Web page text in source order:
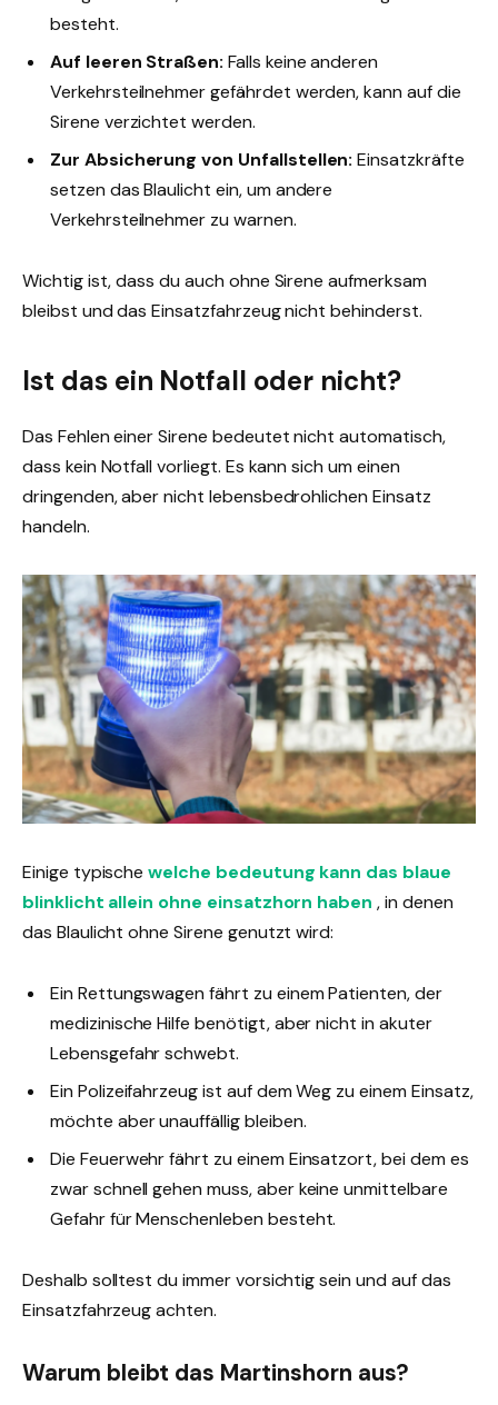
besteht.
Auf leeren Straßen: Falls keine anderen
Verkehrsteilnehmer gefährdet werden, kann auf die
Sirene verzichtet werden.
Zur Absicherung von Unfallstellen: Einsatzkräfte
setzen das Blaulicht ein, um andere
Verkehrsteilnehmer zu warnen.
Wichtig ist, dass du auch ohne Sirene aufmerksam
bleibst und das Einsatzfahrzeug nicht behinderst.
Ist das ein Notfall oder nicht?
Das Fehlen einer Sirene bedeutet nicht automatisch,
dass kein Notfall vorliegt. Es kann sich um einen
dringenden, aber nicht lebensbedrohlichen Einsatz
handeln.
Einige typischewelche bedeutung kann das blaue
blinklicht allein ohne einsatzhorn haben , in denen
das Blaulicht ohne Sirene genutzt wird:
Ein Rettungswagen fährt zu einem Patienten, der
medizinische Hilfe benötigt, aber nicht in akuter
Lebensgefahr schwebt.
Ein Polizeifahrzeug ist auf dem Weg zu einem Einsatz,
möchte aber unauffällig bleiben.
Die Feuerwehr fährt zu einem Einsatzort, bei dem es
zwar schnell gehen muss, aber keine unmittelbare
Gefahr für Menschenleben besteht.
Deshalb solltest du immer vorsichtig sein und auf das
Einsatzfahrzeug achten.
Warum bleibt das Martinshorn aus?